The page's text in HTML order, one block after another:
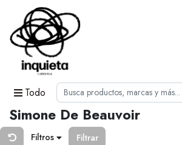
Todo
Simone De Beauvoir
Filtros Filtrar